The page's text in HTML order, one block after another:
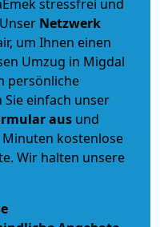
stressfrei und
Netzwerk
, um Ihnen einen
Umzug in Migdal
persönliche
einfach unser
aus und
kostenlose
Wir halten unsere